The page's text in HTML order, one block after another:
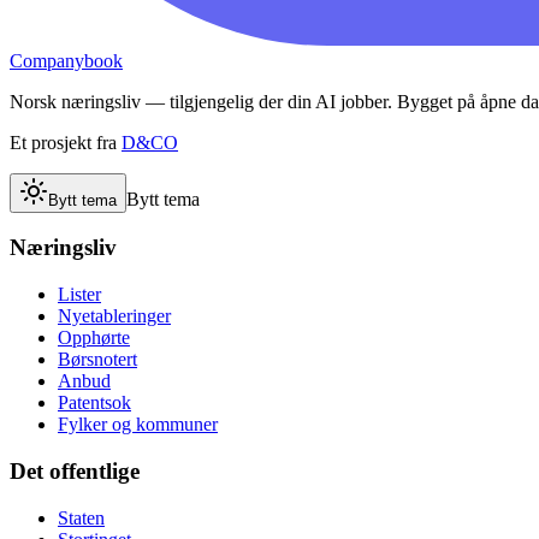
Companybook
Norsk næringsliv — tilgjengelig der din AI jobber. Bygget på åpne
Et prosjekt fra D&CO
Bytt tema Bytt tema
Næringsliv
Lister
Nyetableringer
Opphørte
Børsnotert
Anbud
Patentsok
Fylker og kommuner
Det offentlige
Staten